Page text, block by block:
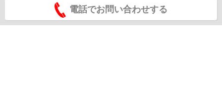
電話でお問い合わせする